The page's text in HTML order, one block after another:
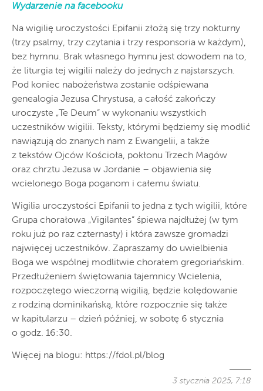
Wydarzenie na facebooku
Na wigilię uroczystości Epifanii złożą się trzy nokturny
(trzy psalmy, trzy czytania i trzy responsoria w każdym),
bez hymnu. Brak własnego hymnu jest dowodem na to,
że liturgia tej wigilii należy do jednych z najstarszych.
Pod koniec nabożeństwa zostanie odśpiewana
genealogia Jezusa Chrystusa, a całość zakończy
uroczyste „Te Deum” w wykonaniu wszystkich
uczestników wigilii. Teksty, którymi będziemy się modlić
nawiązują do znanych nam z Ewangelii, a także
z tekstów Ojców Kościoła, pokłonu Trzech Magów
oraz chrztu Jezusa w Jordanie – objawienia się
wcielonego Boga poganom i całemu światu.
Wigilia uroczystości Epifanii to jedna z tych wigilii, które
Grupa chorałowa „Vigilantes” śpiewa najdłużej (w tym
roku już po raz czternasty) i która zawsze gromadzi
najwięcej uczestników. Zapraszamy do uwielbienia
Boga we wspólnej modlitwie chorałem gregoriańskim.
Przedłużeniem świętowania tajemnicy Wcielenia,
rozpoczętego wieczorną wigilią, będzie kolędowanie
z rodziną dominikańską, które rozpocznie się także
w kapitularzu – dzień później, w sobotę 6 stycznia
o godz. 16:30.
Więcej na blogu: https://fdol.pl/blog
3 stycznia 2025, 7:18